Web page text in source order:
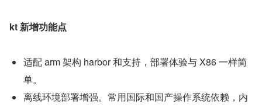
kt 新增功能点
适配 arm 架构 harbor 和支持，部署体验与 X86 一样简
单。
离线环境部署增强。常用国际和国产操作系统依赖，内